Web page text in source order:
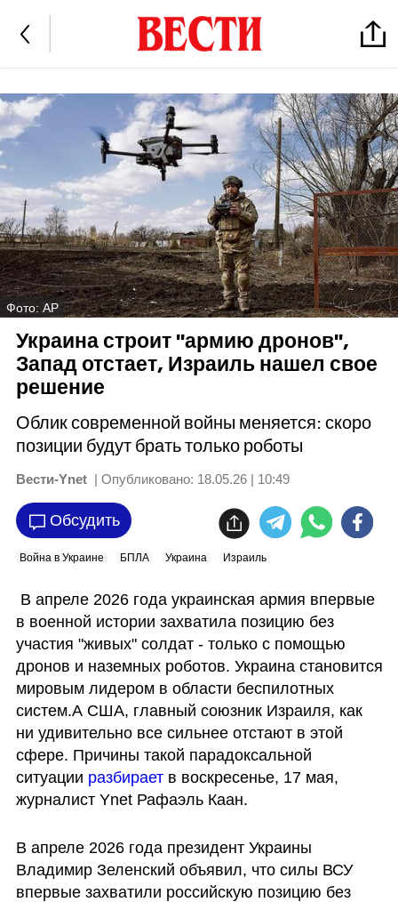
Фото: AP
Украина строит "армию дронов",
Запад отстает, Израиль нашел свое
решение
Облик современной войны меняется: скоро
позиции будут брать только роботы
Вести-Ynet | Опубликовано: 18.05.26 | 10:49
Обсудить
Война в Украине БПЛА Украина Израиль
в военной истории захватила позицию без
участия "живых" солдат - только с помощью
дронов и наземных роботов. Украина становится
мировым лидером в области беспилотных
систем.А США, главный союзник Израиля, как
ни удивительно все сильнее отстают в этой
сфере. Причины такой парадоксальной
ситуации разбирает в воскресенье, 17 мая,
журналист Ynet Рафаэль Каан.
В апреле 2026 года президент Украины
Владимир Зеленский объявил, что силы ВСУ
впервые захватили российскую позицию без